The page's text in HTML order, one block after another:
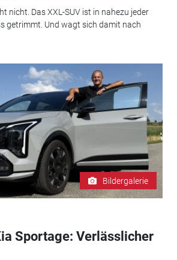
nicht. Das XXL-SUV ist in nahezu jeder
getrimmt. Und wagt sich damit nach
Bildergalerie
Sportage: Verlässlicher